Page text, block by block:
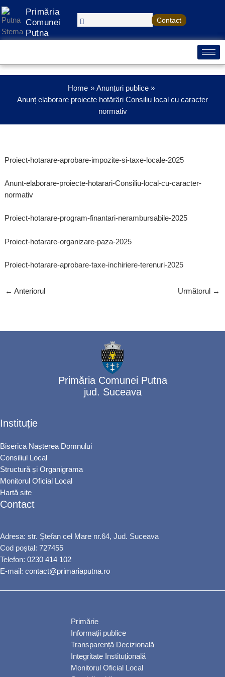
Treci
la
conținut
Primăria
Comunei
Putna
Contact
Home
Anunțuri publice
Anunț elaborare proiecte hotărâri Consiliu local cu caracter
normativ
Proiect-hotarare-aprobare-impozite-si-taxe-locale-2025
Anunt-elaborare-proiecte-hotarari-Consiliu-local-cu-caracter-
normativ
Proiect-hotarare-program-finantari-nerambursabile-2025
Proiect-hotarare-organizare-paza-2025
Proiect-hotarare-aprobare-taxe-inchiriere-terenuri-2025
← Anteriorul Următorul →
Primăria Comunei Putna
jud. Suceava
Instituție
Biserica Nașterea Domnului
Consiliul Local
Structură și Organigrama
Monitorul Oficial Local
Hartă site
Contact
Adresa: str. Ștefan cel Mare nr.64, Jud. Suceava
Cod poștal: 727455
Telefon: 0230 414 102
E-mail: contact@primariaputna.ro
Primărie
Informații publice
Transparență Decizională
Integritate Instituțională
Monitorul Oficial Local